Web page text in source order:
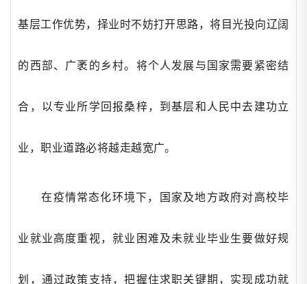
基层工作优势，择业时不妨打开思路，将目光投向辽阔
的西部、广袤的乡村。将个人发展与国家需要紧密结
合，以专业所学回报桑梓，到基层和人民中去建功立
业，职业道路必将越走越宽广。
在疫情常态化环境下，国家及地方政府对高校毕
业就业高度重视，就业困难及未就业毕业生要做好规
划，通过政策支持，把握住求职关键期，实现成功就